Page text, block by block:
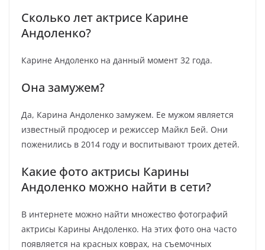
Сколько лет актрисе Карине
Андоленко?
Карине Андоленко на данный момент 32 года.
Она замужем?
Да, Карина Андоленко замужем. Ее мужом является
известный продюсер и режиссер Майкл Бей. Они
поженились в 2014 году и воспитывают троих детей.
Какие фото актрисы Карины
Андоленко можно найти в сети?
В интернете можно найти множество фотографий
актрисы Карины Андоленко. На этих фото она часто
появляется на красных коврах, на съемочных